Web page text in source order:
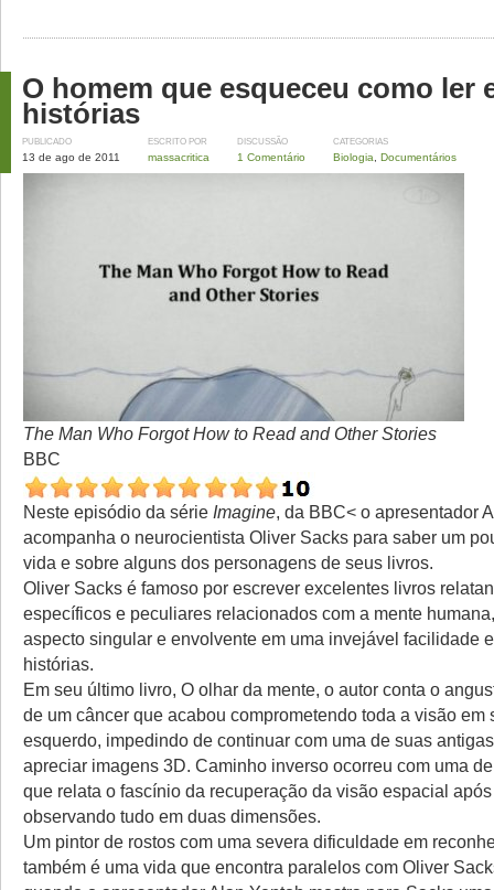
O homem que esqueceu como ler
histórias
PUBLICADO
13 de ago de 2011
ESCRITO POR
massacritica
DISCUSSÃO
1 Comentário
CATEGORIAS
Biologia Documentários
The Man Who Forgot How to Read and Other Stories
BBC
Neste episódio da série Imagine, da BBC< o apresentador
acompanha o neurocientista Oliver Sacks para saber um
vida e sobre alguns dos personagens de seus livros.
Oliver Sacks é famoso por escrever excelentes livros
específicos e peculiares relacionados com a mente
aspecto singular e envolvente em uma invejável facilidade
histórias.
Em seu último livro, O olhar da mente, o autor conta o
de um câncer que acabou comprometendo toda a visão em
esquerdo, impedindo de continuar com uma de suas
apreciar imagens 3D. Caminho inverso ocorreu com uma
que relata o fascínio da recuperação da visão espacial
observando tudo em duas dimensões.
Um pintor de rostos com uma severa dificuldade em
também é uma vida que encontra paralelos com Oliver